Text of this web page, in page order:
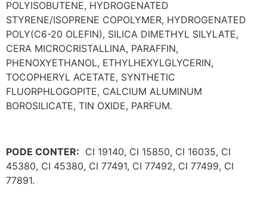
POLYISOBUTENE, HYDROGENATED
STYRENE/ISOPRENE COPOLYMER, HYDROGENATED
POLY(C6-20 OLEFIN), SILICA DIMETHYL SILYLATE,
CERA MICROCRISTALLINA, PARAFFIN,
PHENOXYETHANOL, ETHYLHEXYLGLYCERIN,
TOCOPHERYL ACETATE, SYNTHETIC
FLUORPHLOGOPITE, CALCIUM ALUMINUM
BOROSILICATE, TIN OXIDE, PARFUM.
PODE CONTER: CI 19140, CI 15850, CI 16035, CI
45380, CI 45380, CI 77491, CI 77492, CI 77499, CI
77891.